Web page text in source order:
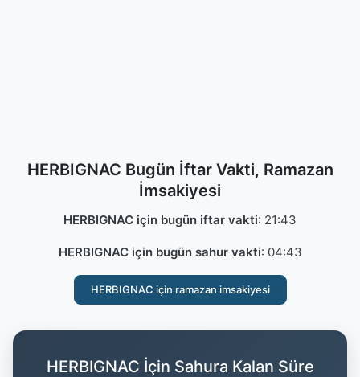
HERBIGNAC Bugün İftar Vakti, Ramazan
İmsakiyesi
HERBIGNAC için bugün iftar vakti: 21:43
HERBIGNAC için bugün sahur vakti: 04:43
HERBIGNAC için ramazan imsakiyesi
HERBIGNAC İçin Sahura Kalan Süre